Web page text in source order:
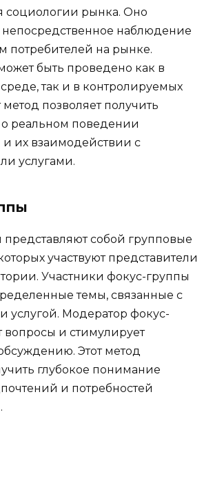
социологии рынка. Оно
непосредственное наблюдение
потребителей на рынке.
быть проведено как в
так и в контролируемых
метод позволяет получить
реальном поведении
и их взаимодействии с
услугами.
собой групповые
участвуют представители
Участники фокус-группы
темы, связанные с
услугой. Модератор фокус-
вопросы и стимулирует
Этот метод
глубокое понимание
и потребностей